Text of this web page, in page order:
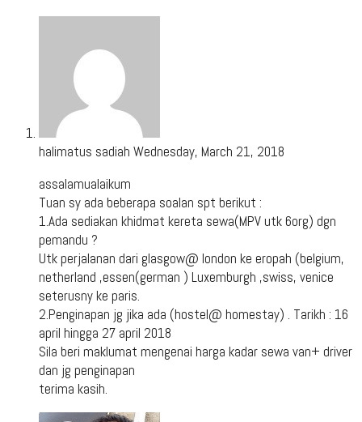
halimatus sadiah Wednesday, March 21, 2018
assalamualaikum
Tuan sy ada beberapa soalan spt berikut :
1.Ada sediakan khidmat kereta sewa(MPV utk 6org) dgn
pemandu ?
Utk perjalanan dari glasgow@ london ke eropah (belgium,
netherland ,essen(german ) Luxemburgh ,swiss, venice
seterusny ke paris.
2.Penginapan jg jika ada (hostel@ homestay) . Tarikh : 16
april hingga 27 april 2018
Sila beri maklumat mengenai harga kadar sewa van+ driver
dan jg penginapan
terima kasih.